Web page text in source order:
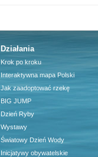
Działania
Krok po kroku
Interaktywna mapa Polski
Jak zaadoptować rzekę
BIG JUMP
Dzień Ryby
Wystawy
Światowy Dzień Wody
Inicjatywy obywatelskie